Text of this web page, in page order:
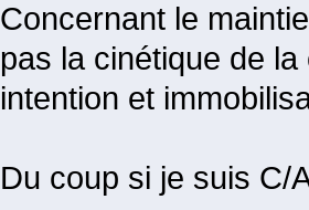
Concernant le
pas la cinétique de
intention et
Du coup si je suis C/